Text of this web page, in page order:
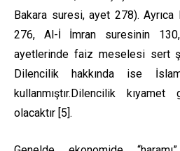
Bakara suresi, ayet 278).
276, Al-İ İmran suresinin
ayetlerinde faiz meselesi sert
Dilencilik hakkında ise
kullanmıştır.Dilencilik
olacaktır [5].